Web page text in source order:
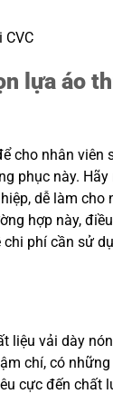
lựa áo
cho nhân viên
phục này.
dễ làm
hợp này,
phí cần sử
liệu vải dày
chí, có
cực đến chất